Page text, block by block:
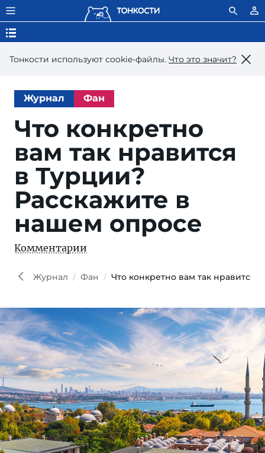
Тонкости используют сookie-файлы. Что это значит?
Журнал Фан
Что конкретно
вам так нравится
в Турции?
Расскажите в
нашем опросе
Комментарии
Журнал Фан Что конкретно вам так нравится